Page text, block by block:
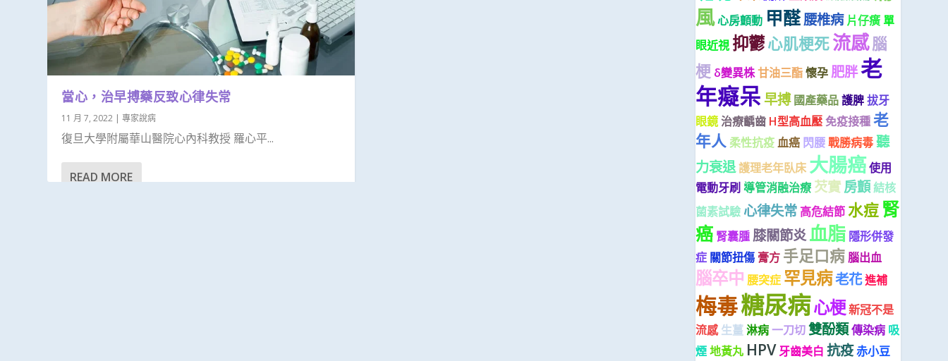
當心，治早搏藥反致心律失常
11 月 7, 2022 |專家說病
復旦大學附屬華山醫院心內科教授 羅心平...
READ MORE
風心房顫動 甲醛腰椎病 片仔癀 單
眼近視 抑鬱心肌梗死流感腦
梗 δ變異株甘油三酯懷孕 肥胖老
年癡呆 早搏 國產藥品護脾拔牙
眼鏡治療齲齒 H型高血壓免疫接種老
年人 柔性抗疫血癌 閃腰戰勝病毒聽
力衰退護理老年臥床 大腸癌使用
電動牙刷 導管消融治療 芡實房顫結核
菌素試驗 心律失常 高危結節水痘 腎
癌 腎囊腫 膝關節炎血脂 隱形併發
症 關節扭傷 膏方 手足口病腦出血
腦卒中 腰突症 罕見病老花進補
梅毒糖尿病心梗新冠不是
流感 生薑淋病一刀切雙酚類傳染病 吸
煙地黃丸 HPV牙齒美白 抗疫赤小豆